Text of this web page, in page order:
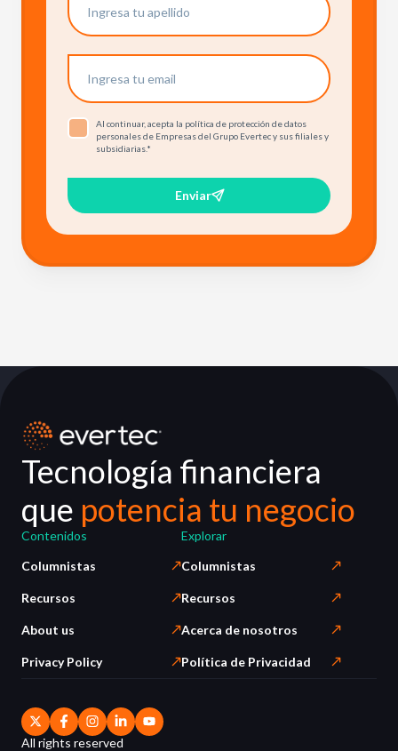
Al continuar, acepta la política de protección de datos
personales de Empresas del Grupo Evertec y sus filiales y
subsidiarias.*
Enviar
Tecnología financiera
que potencia tu negocio
Contenidos
Columnistas
Recursos
About us
Privacy Policy
Explorar
Columnistas
Recursos
Acerca de nosotros
Política de Privacidad
All rights reserved